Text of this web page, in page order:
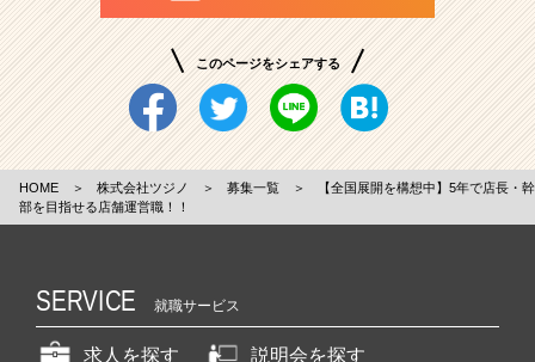
このページをシェアする
HOME ＞ 株式会社ツジノ ＞ 募集一覧 ＞
【全国展開を構想中】5年で店長・幹
部を目指せる店舗運営職！！
SERVICE 就職サービス
求人を探す
説明会を探す